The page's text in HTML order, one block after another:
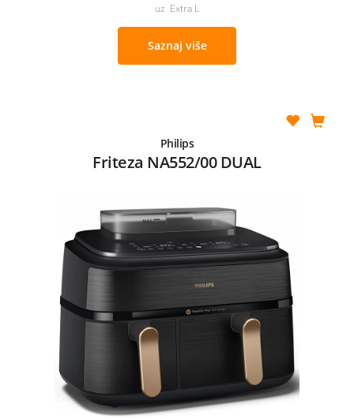
uz Extra L
Saznaj više
Philips
Friteza NA552/00 DUAL